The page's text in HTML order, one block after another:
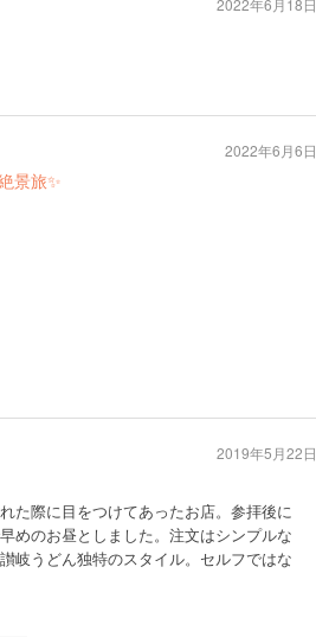
2022年6月18日
景旅✨
2022年6月6日
た際に目をつけてあったお店。参拝後に
めのお昼としました。注文はシンプルな
岐うどん独特のスタイル。セルフではな
2019年5月22日